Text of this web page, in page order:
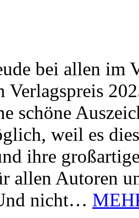
bei allen im
Verlagspreis
schöne
weil es
ihre
allen Autoren
nicht…